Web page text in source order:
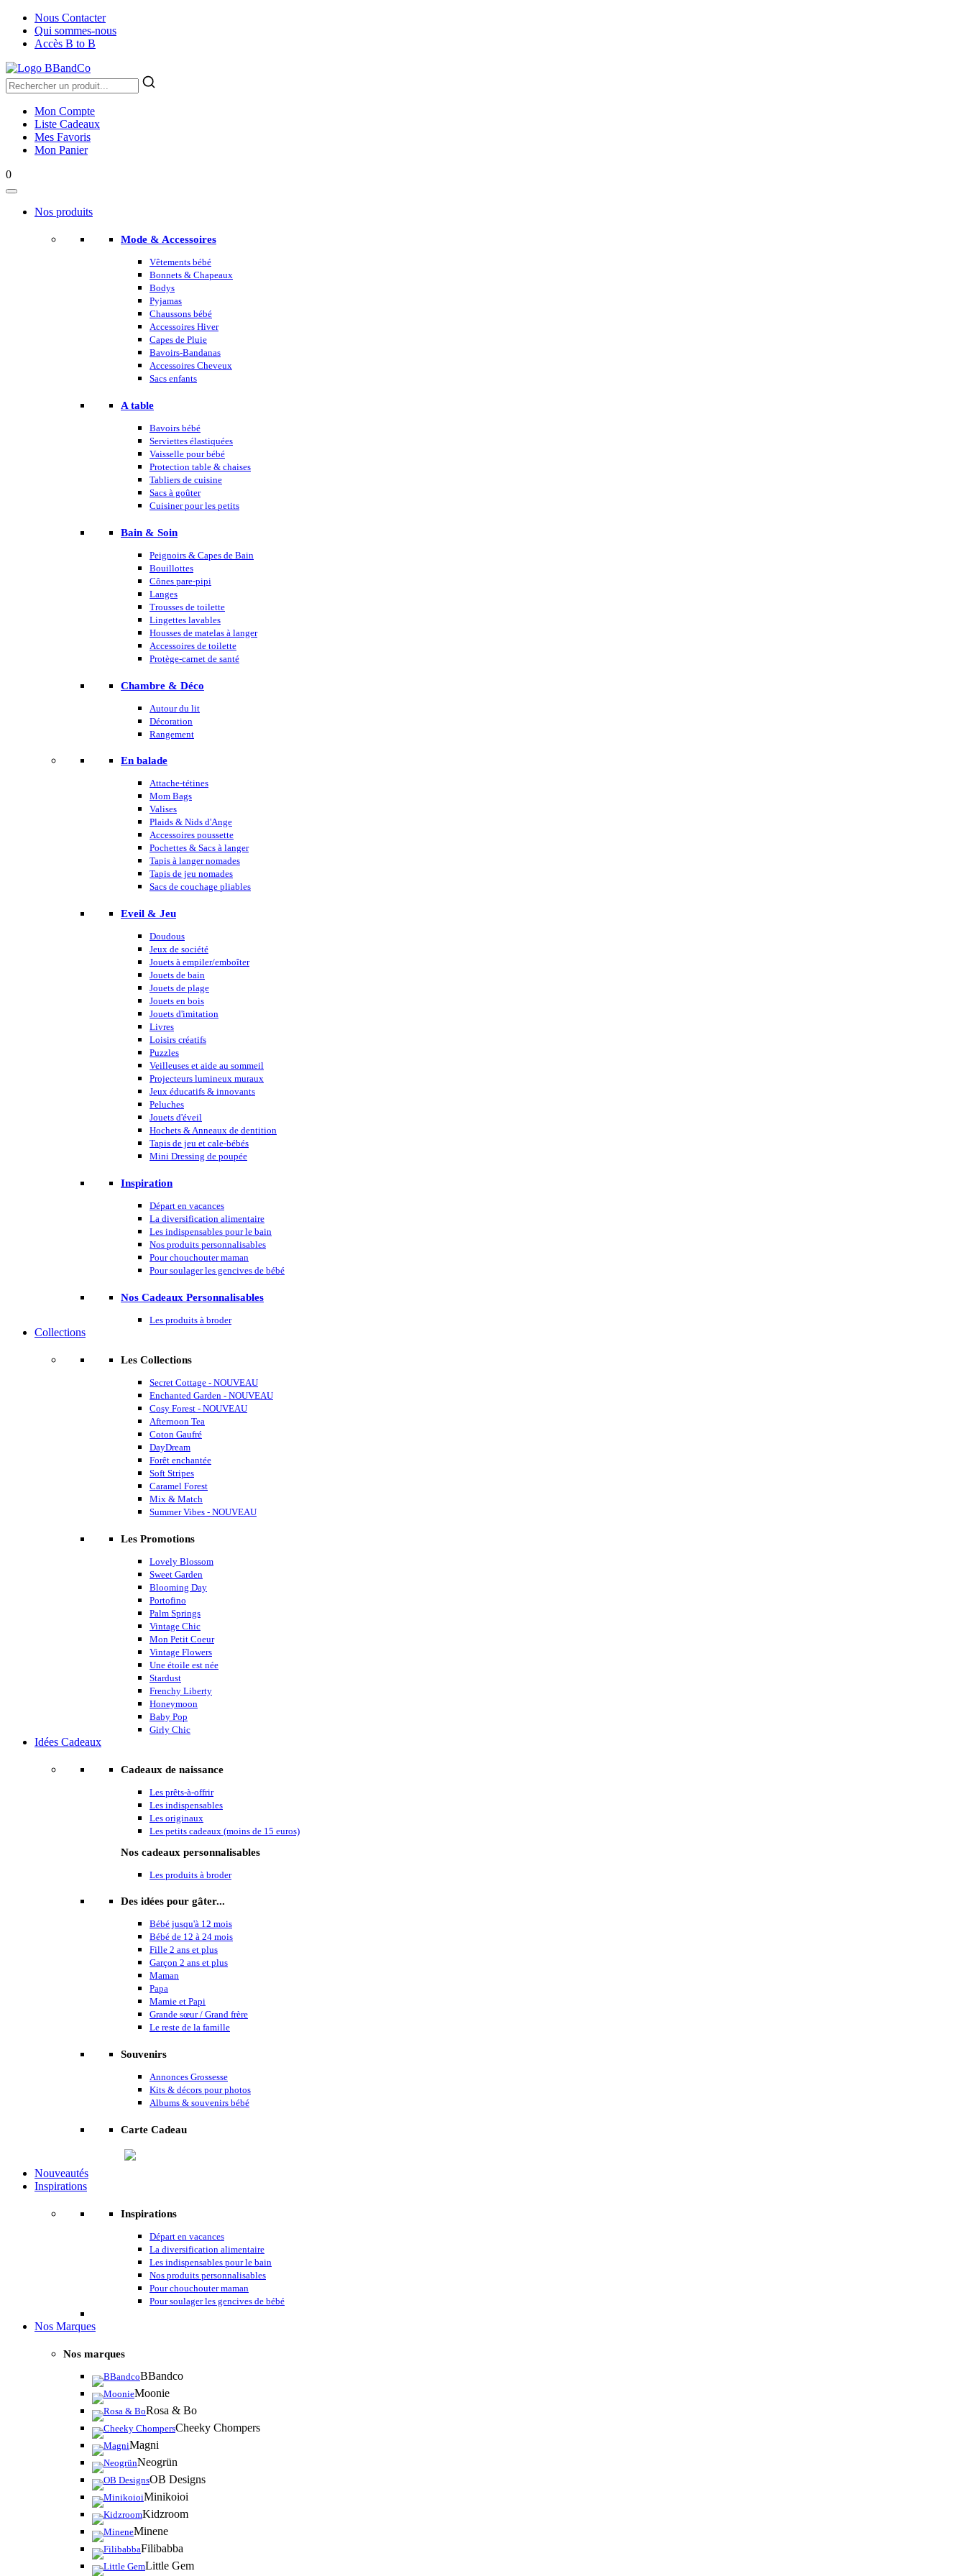
Nous Contacter
Qui sommes-nous
Accès B to B
Mon Compte
Liste Cadeaux
Mes Favoris
Mon Panier
0
Nos produits
Mode & Accessoires
Vêtements bébé
Bonnets & Chapeaux
Bodys
Pyjamas
Chaussons bébé
Accessoires Hiver
Capes de Pluie
Bavoirs-Bandanas
Accessoires Cheveux
Sacs enfants
A table
Bavoirs bébé
Serviettes élastiquées
Vaisselle pour bébé
Protection table & chaises
Tabliers de cuisine
Sacs à goûter
Cuisiner pour les petits
Bain & Soin
Peignoirs & Capes de Bain
Bouillottes
Cônes pare-pipi
Langes
Trousses de toilette
Lingettes lavables
Housses de matelas à langer
Accessoires de toilette
Protège-carnet de santé
Chambre & Déco
Autour du lit
Décoration
Rangement
En balade
Attache-tétines
Mom Bags
Valises
Plaids & Nids d'Ange
Accessoires poussette
Pochettes & Sacs à langer
Tapis à langer nomades
Tapis de jeu nomades
Sacs de couchage pliables
Eveil & Jeu
Doudous
Jeux de société
Jouets à empiler/emboîter
Jouets de bain
Jouets de plage
Jouets en bois
Jouets d'imitation
Livres
Loisirs créatifs
Puzzles
Veilleuses et aide au sommeil
Projecteurs lumineux muraux
Jeux éducatifs & innovants
Peluches
Jouets d'éveil
Hochets & Anneaux de dentition
Tapis de jeu et cale-bébés
Mini Dressing de poupée
Inspiration
Départ en vacances
La diversification alimentaire
Les indispensables pour le bain
Nos produits personnalisables
Pour chouchouter maman
Pour soulager les gencives de bébé
Nos Cadeaux Personnalisables
Les produits à broder
Collections
Les Collections
Secret Cottage - NOUVEAU
Enchanted Garden - NOUVEAU
Cosy Forest - NOUVEAU
Afternoon Tea
Coton Gaufré
DayDream
Forêt enchantée
Soft Stripes
Caramel Forest
Mix & Match
Summer Vibes - NOUVEAU
Les Promotions
Lovely Blossom
Sweet Garden
Blooming Day
Portofino
Palm Springs
Vintage Chic
Mon Petit Coeur
Vintage Flowers
Une étoile est née
Stardust
Frenchy Liberty
Honeymoon
Baby Pop
Girly Chic
Idées Cadeaux
Cadeaux de naissance
Les prêts-à-offrir
Les indispensables
Les originaux
Les petits cadeaux (moins de 15 euros)
Nos cadeaux personnalisables
Les produits à broder
Des idées pour gâter...
Bébé jusqu'à 12 mois
Bébé de 12 à 24 mois
Fille 2 ans et plus
Garçon 2 ans et plus
Maman
Papa
Mamie et Papi
Grande sœur / Grand frère
Le reste de la famille
Souvenirs
Annonces Grossesse
Kits & décors pour photos
Albums & souvenirs bébé
Carte Cadeau
Nouveautés
Inspirations
Inspirations
Départ en vacances
La diversification alimentaire
Les indispensables pour le bain
Nos produits personnalisables
Pour chouchouter maman
Pour soulager les gencives de bébé
Nos Marques
Nos marques
BBandco
Moonie
Rosa & Bo
Cheeky Chompers
Magni
Neogrün
OB Designs
Minikoioi
Kidzroom
Minene
Filibabba
Little Gem